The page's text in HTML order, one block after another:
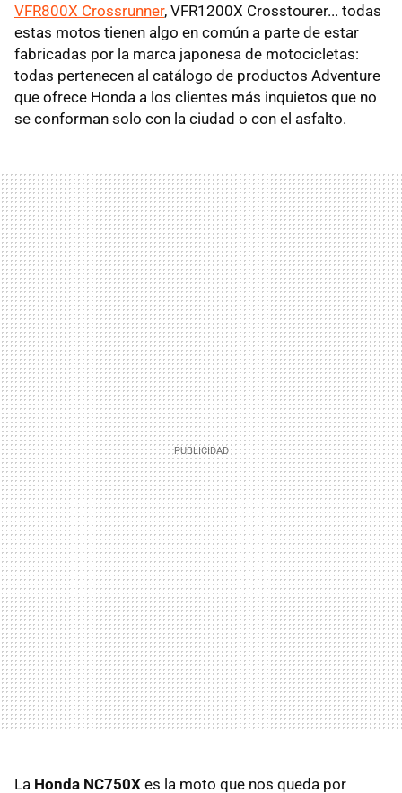
VFR800X Crossrunner, VFR1200X Crosstourer... todas
estas motos tienen algo en común a parte de estar
fabricadas por la marca japonesa de motocicletas:
todas pertenecen al catálogo de productos Adventure
que ofrece Honda a los clientes más inquietos que no
se conforman solo con la ciudad o con el asfalto.
La Honda NC750X es la moto que nos queda por